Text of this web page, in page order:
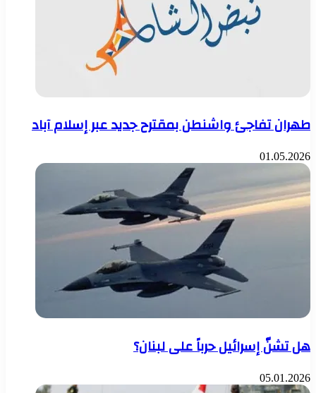
طهران تفاجئ واشنطن بمقترح جديد عبر إسلام آباد
01.05.2026
هل تشنّ إسرائيل حرباً على لبنان؟
05.01.2026